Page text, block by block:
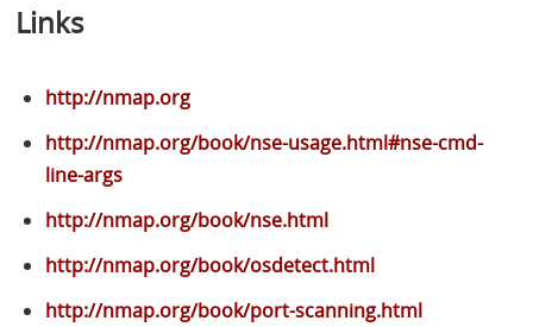
Links
http://nmap.org
http://nmap.org/book/nse-usage.html#nse-cmd-
line-args
http://nmap.org/book/nse.html
http://nmap.org/book/osdetect.html
http://nmap.org/book/port-scanning.html